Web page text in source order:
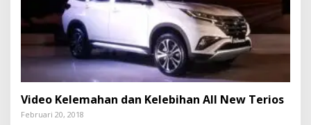
Video Kelemahan dan Kelebihan All New Terios
Februari 20, 2018